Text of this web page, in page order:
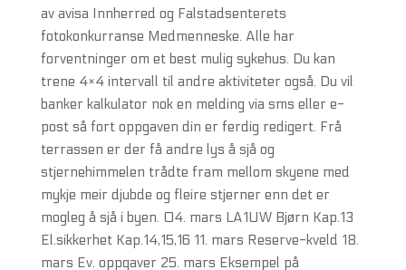
av avisa Innherred og Falstadsenterets
fotokonkurranse Medmenneske. Alle har
forventninger om et best mulig sykehus. Du kan
trene 4×4 intervall til andre aktiviteter også. Du vil
banker kalkulator nok en melding via sms eller e-
post så fort oppgaven din er ferdig redigert. Frå
terrassen er der få andre lys å sjå og
stjernehimmelen trådte fram mellom skyene med
mykje meir djubde og fleire stjerner enn det er
mogleg å sjå i byen. 04. mars LA1UW Bjørn Kap.13
El.sikkerhet Kap.14,15,16 11. mars Reserve-kveld 18.
mars Ev. oppgaver 25. mars Eksempel på